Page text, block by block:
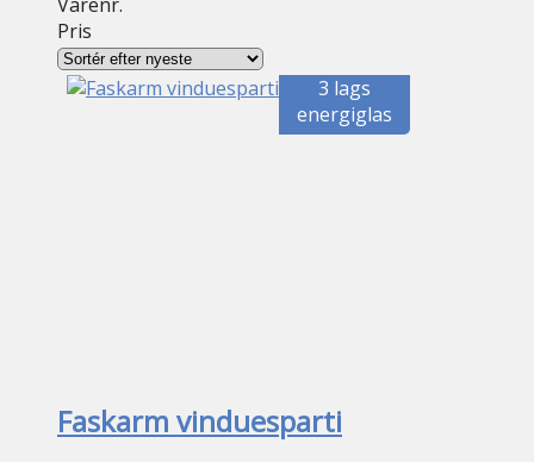
Pris
3 lags
energiglas
Faskarm vinduesparti